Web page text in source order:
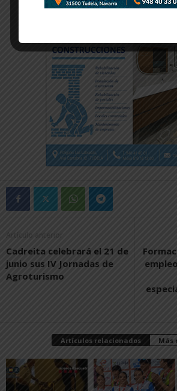
Artículo anterior
Cadreita celebrará el 21 de
junio sus IV Jornadas de
Agroturismo
Artículos relacionados Más